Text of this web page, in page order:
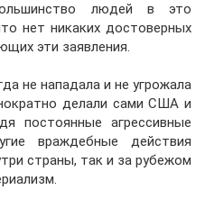
людей в это
нет никаких достоверных
эти заявления.
не нападала и не угрожала
делали сами США и
постоянные агрессивные
враждебные действия
страны, так и за рубежом